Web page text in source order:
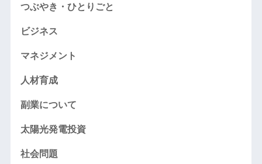
つぶやき・ひとりごと
ビジネス
マネジメント
人材育成
副業について
太陽光発電投資
社会問題